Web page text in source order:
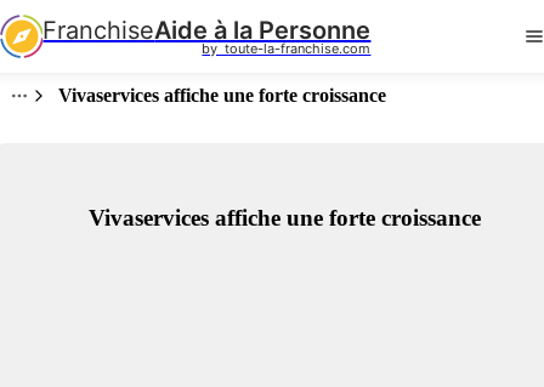
FranchiseAide à la Personne
by  toute-la-franchise.com
Vivaservices affiche une forte croissance
Vivaservices affiche une forte croissance